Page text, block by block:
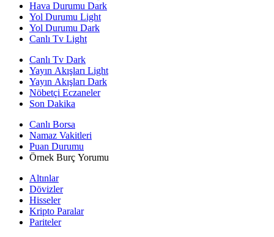
Hava Durumu Dark
Yol Durumu Light
Yol Durumu Dark
Canlı Tv Light
Canlı Tv Dark
Yayın Akışları Light
Yayın Akışları Dark
Nöbetçi Eczaneler
Son Dakika
Canlı Borsa
Namaz Vakitleri
Puan Durumu
Örnek Burç Yorumu
Altınlar
Dövizler
Hisseler
Kripto Paralar
Pariteler